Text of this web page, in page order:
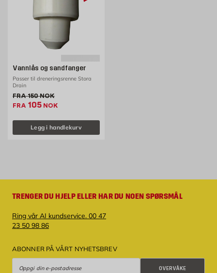
Vannlås og sandfanger
Passer til dreneringsrenne Stora
Drain
FRAGammel pris 150 NOK /stk
150NOK
FRA Ekstrapris 105 NOK /stk
105 NOK
Legg i handlekurv
TRENGER DU HJELP ELLER HAR DU NOEN SPØRSMÅL
Ring vår AI kundservice. 00 47
23 50 98 86
ABONNER PÅ VÅRT NYHETSBREV
OVERVÅKE